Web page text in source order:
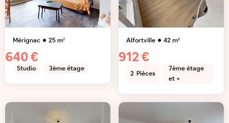
Mérignac 25m²
640 €
Studio 3ème étage
Alfortville 42m²
912 €
2 Pièces
7ème étage
et +